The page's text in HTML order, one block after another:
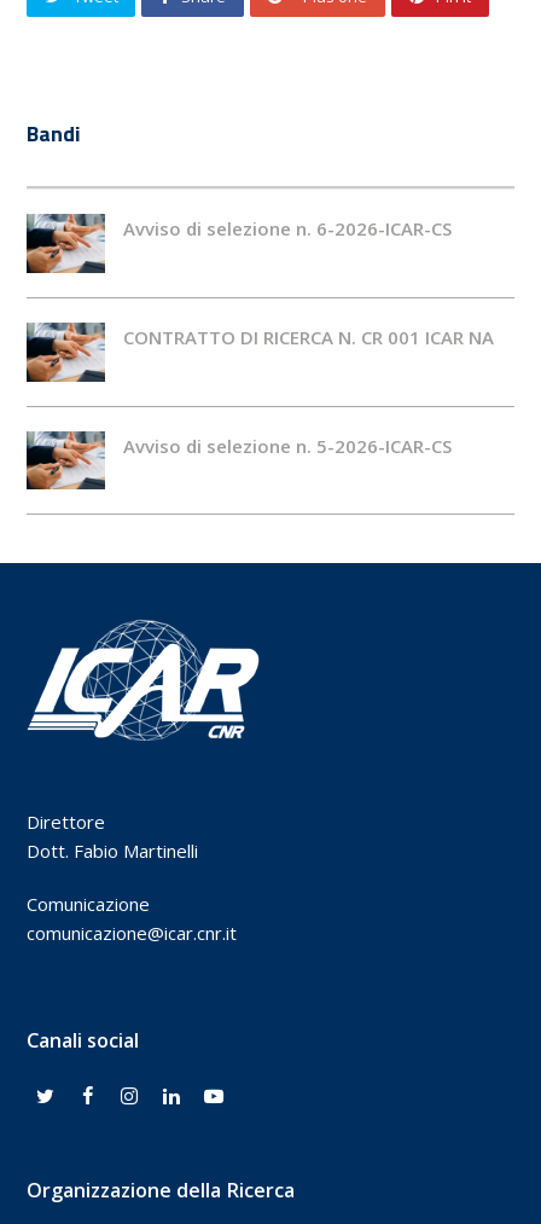
Bandi
Avviso di selezione n. 6-2026-ICAR-CS
CONTRATTO DI RICERCA N. CR 001 ICAR NA
Avviso di selezione n. 5-2026-ICAR-CS
Direttore
Dott. Fabio Martinelli
Comunicazione
comunicazione@icar.cnr.it
Canali social
Organizzazione della Ricerca